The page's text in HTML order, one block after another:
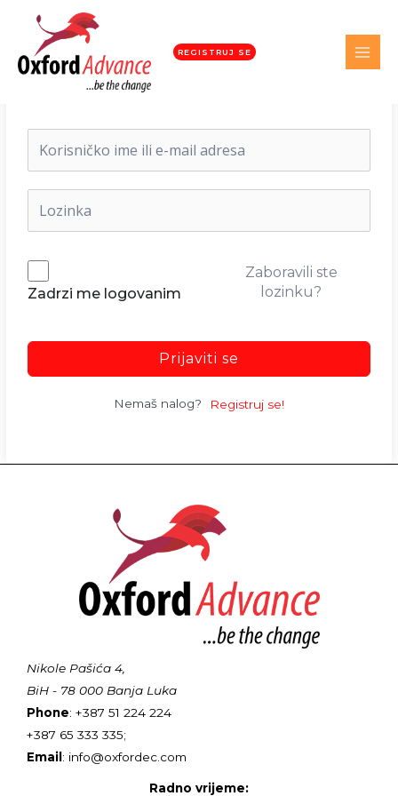
REGISTRUJ SE
Dobrodošli nazad!
Zadrzi me logovanim
Zaboravili ste
lozinku?
Prijaviti se
Nemaš nalog? Registruj se!
Nikole Pašića 4,
BiH - 78 000 Banja Luka
Phone: +387 51 224 224
+387 65 333 335;
Email: info@oxfordec.com
Radno vrijeme: